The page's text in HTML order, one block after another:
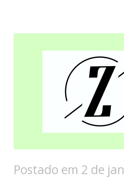
Postado em 2 de